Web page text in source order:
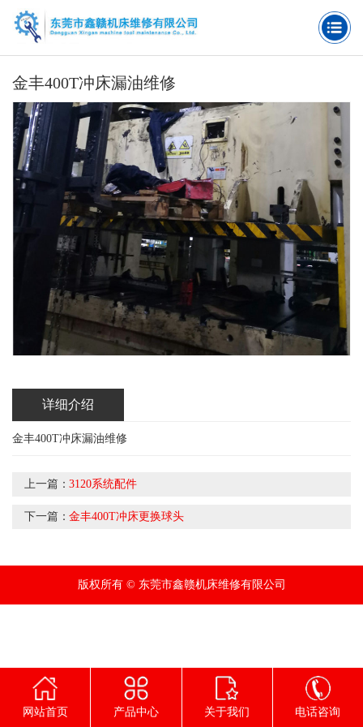
金丰400T冲床漏油维修
详细介绍
金丰400T冲床漏油维修
上一篇：3120系统配件
下一篇：金丰400T冲床更换球头
版权所有 © 东莞市鑫赣机床维修有限公司
网站首页 产品中心 关于我们 电话咨询